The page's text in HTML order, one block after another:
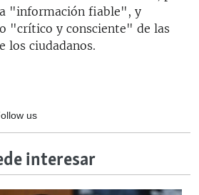
"información fiable", y
"crítico y consciente" de las
los ciudadanos.
us
interesar